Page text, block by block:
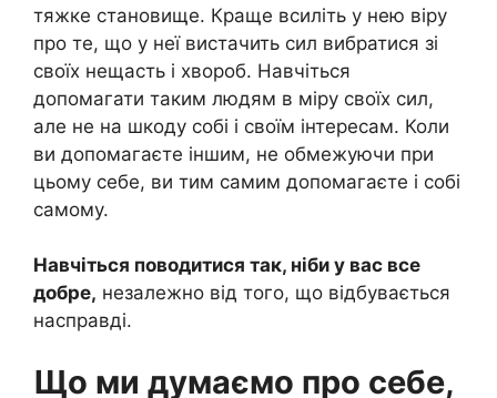
тяжке становище. Краще всиліть у нею віру
про те, що у неї вистачить сил вибратися зі
своїх нещасть і хвороб. Навчіться
допомагати таким людям в міру своїх сил,
але не на шкоду собі і своїм інтересам. Коли
ви допомагаєте іншим, не обмежуючи при
цьому себе, ви тим самим допомагаєте і собі
самому.
Навчіться поводитися так, ніби у вас все
добре, незалежно від того, що відбувається
насправді.
Що ми думаємо про себе,